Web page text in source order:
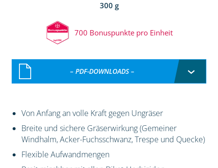
300 g
700 Bonuspunkte pro Einheit
– PDF-DOWNLOADS –
Von Anfang an volle Kraft gegen Ungräser
Breite und sichere Gräserwirkung (Gemeiner
Windhalm, Acker-Fuchsschwanz, Trespe und Quecke)
Flexible Aufwandmengen